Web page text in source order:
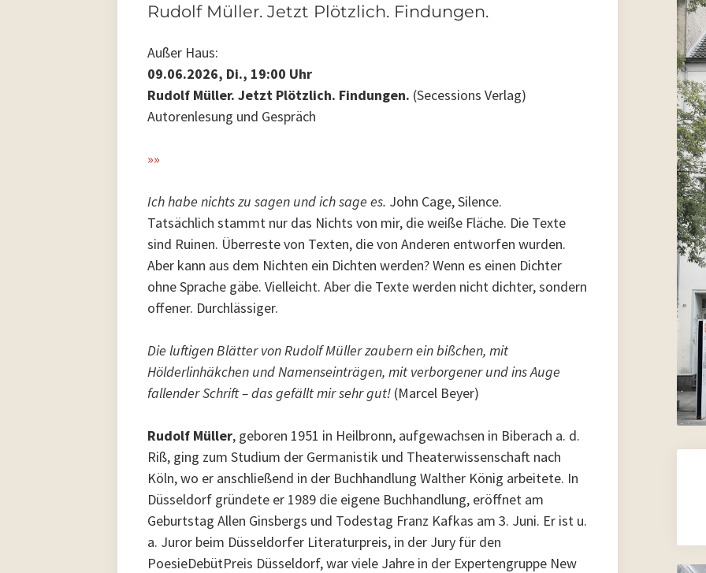
Rudolf Müller. Jetzt Plötzlich. Findungen.
Außer Haus:
09.06.2026, Di., 19:00 Uhr
Rudolf Müller. Jetzt Plötzlich. Findungen. (Secessions Verlag)
Autorenlesung und Gespräch
»»
Ich habe nichts zu sagen und ich sage es. John Cage, Silence.
Tatsächlich stammt nur das Nichts von mir, die weiße Fläche. Die Texte
sind Ruinen. Überreste von Texten, die von Anderen entworfen wurden.
Aber kann aus dem Nichten ein Dichten werden? Wenn es einen Dichter
ohne Sprache gäbe. Vielleicht. Aber die Texte werden nicht dichter, sondern
offener. Durchlässiger.
Die luftigen Blätter von Rudolf Müller zaubern ein bißchen, mit
Hölderlinhäkchen und Namenseinträgen, mit verborgener und ins Auge
fallender Schrift – das gefällt mir sehr gut!(Marcel Beyer)
Rudolf Müller, geboren 1951 in Heilbronn, aufgewachsen in Biberach a. d.
Riß, ging zum Studium der Germanistik und Theaterwissenschaft nach
Köln, wo er anschließend in der Buchhandlung Walther König arbeitete. In
Düsseldorf gründete er 1989 die eigene Buchhandlung, eröffnet am
Geburtstag Allen Ginsbergs und Todestag Franz Kafkas am 3. Juni. Er ist u.
a. Juror beim Düsseldorfer Literaturpreis, in der Jury für den
PoesieDebütPreis Düsseldorf, war viele Jahre in der Expertengruppe New